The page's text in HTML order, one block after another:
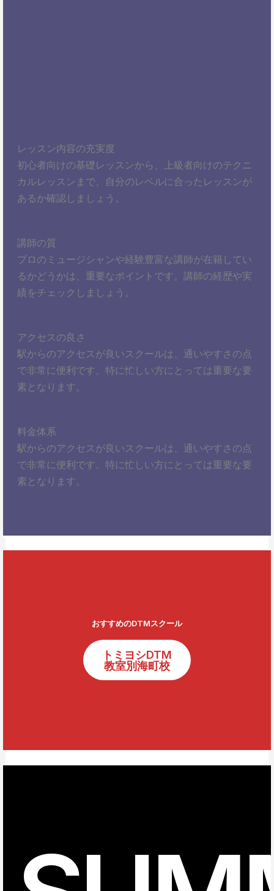
レッスン内容の充実度
初心者向けの基礎レッスンから、上級者向けのテクニ
カルレッスンまで、自分のレベルに合ったレッスンが
あるか確認しましょう。
講師の質
プロのミュージシャンや経験豊富な講師が在籍してい
るかどうかは、重要なポイントです。講師の経歴や実
績をチェックしましょう。
アクセスの良さ
駅からのアクセスが良いスクールは、通いやすさの点
で非常に便利です。特に忙しい方にとっては重要な要
素となります。
料金体系
駅からのアクセスが良いスクールは、通いやすさの点
で非常に便利です。特に忙しい方にとっては重要な要
素となります。
おすすめのDTMスクール
トミヨシDTM
教室別海町校